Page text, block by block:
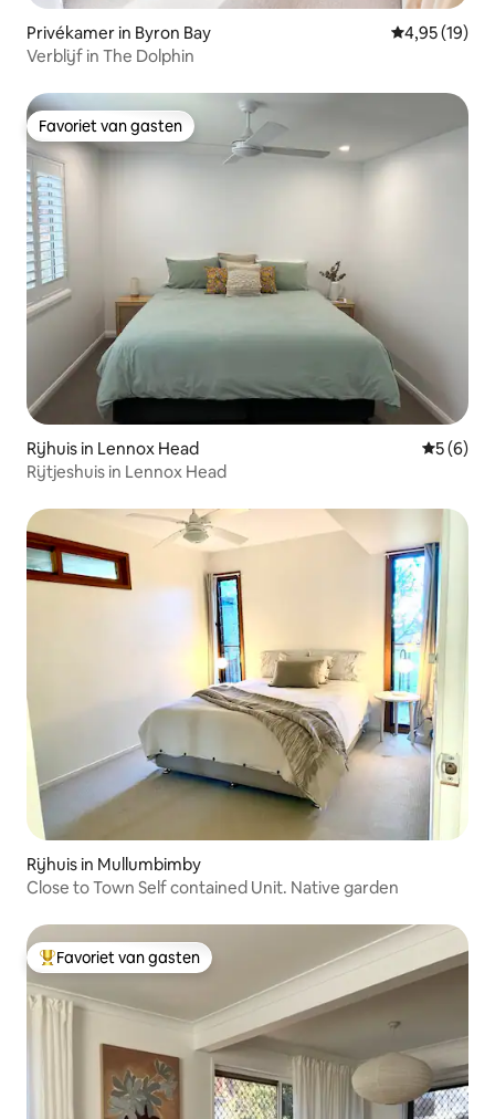
Privékamer in Byron Bay Gemiddelde
4,95 (19)
Verblijf in The Dolphin
Favoriet van gasten
Favoriet van gasten
Rijhuis in Lennox Head
5 (6)
Rijtjeshuis in Lennox Head
Rijhuis in Mullumbimby
Close to Town Self contained Unit. Native garden
Topfavoriet van gasten
Favoriet van gasten